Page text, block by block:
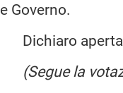
e Governo.
Dichiaro aperta
(Segue la